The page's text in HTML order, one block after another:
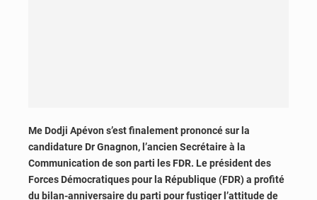
Me Dodji Apévon s’est finalement prononcé sur la
candidature Dr Gnagnon, l’ancien Secrétaire à la
Communication de son parti les FDR. Le président des
Forces Démocratiques pour la République (FDR) a profité
du bilan-anniversaire du parti pour fustiger l’attitude de